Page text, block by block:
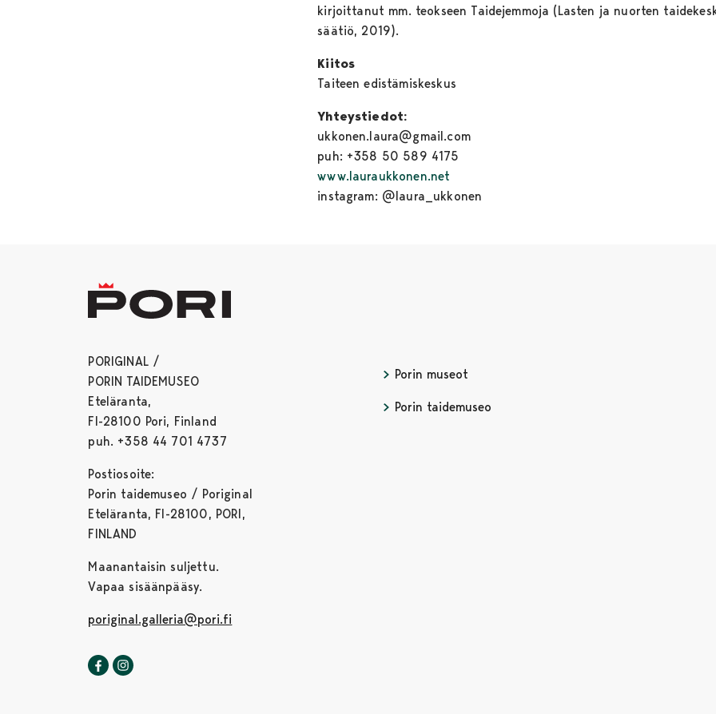
kirjoittanut mm. teokseen Taidejemmoja (Lasten ja nuorten
säätiö, 2019).
Kiitos
Taiteen edistämiskeskus
Yhteystiedot:
ukkonen.laura@gmail.com
puh: +358 50 589 4175
www.lauraukkonen.net
instagram: @laura_ukkonen
PORIGINAL /
PORIN TAIDEMUSEO
Eteläranta,
FI-28100 Pori, Finland
puh. +358 44 701 4737
Postiosoite:
Porin taidemuseo / Poriginal
Eteläranta, FI-28100, PORI,
FINLAND
Maanantaisin suljettu.
Vapaa sisäänpääsy.
poriginal.galleria@pori.fi
Poriginal-galleria Facebookissa
Avautuu uudessa välilehdessä
Porin museot
Porin taidemuseo